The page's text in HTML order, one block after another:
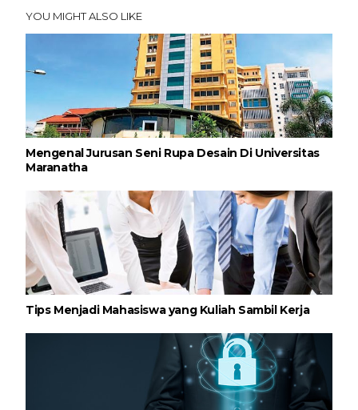
YOU MIGHT ALSO LIKE
Mengenal Jurusan Seni Rupa Desain Di Universitas
Maranatha
Tips Menjadi Mahasiswa yang Kuliah Sambil Kerja